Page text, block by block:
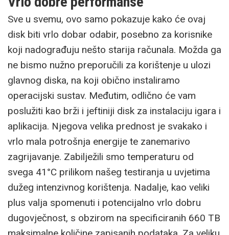
Sve u svemu, ovo samo pokazuje kako će ovaj
disk biti vrlo dobar odabir, posebno za korisnike
koji nadograđuju nešto starija računala. Možda ga
ne bismo nužno preporučili za korištenje u ulozi
glavnog diska, na koji obično instaliramo
operacijski sustav. Međutim, odlično će vam
poslužiti kao brži i jeftiniji disk za instalaciju igara i
aplikacija. Njegova velika prednost je svakako i
vrlo mala potrošnja energije te zanemarivo
zagrijavanje. Zabilježili smo temperaturu od
svega 41°C prilikom našeg testiranja u uvjetima
dužeg intenzivnog korištenja. Nadalje, kao veliki
plus valja spomenuti i potencijalno vrlo dobru
dugovječnost, s obzirom na specificiranih 660 TB